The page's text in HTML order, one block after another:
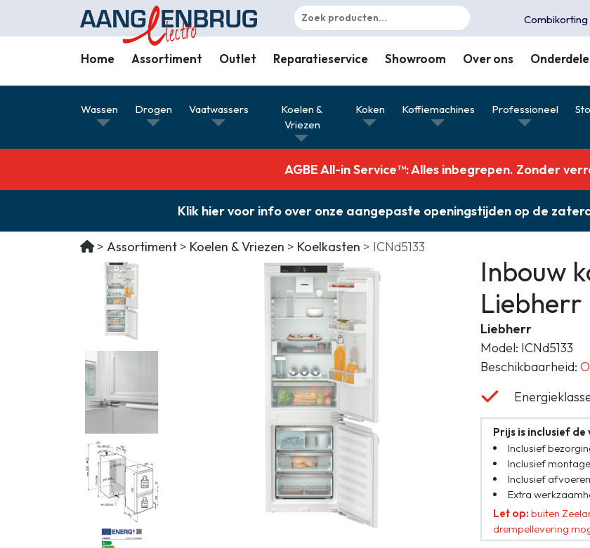
Combikorting
Home Assortiment Outlet Reparatieservice Showroom Over ons
Wassen Drogen Vaatwassers
Koelen &
Vriezen
Koken Koffiemachines Professioneel
Drogen
Vaatwassers
Professioneel
Stofzuigers
Quooker
Klein huishoudelijk
Combikorting
Gasloos koken
Zakelijk
AGBE All-in Service™: Alles inbegrepen. Zonder
Klik hier voor info over onze aangepaste openingstijden op de
Assortiment Koelen & Vriezen Koelkasten ICNd5133
Inbouw
Liebherr
Liebherr
Model: ICNd5133
Beschikbaarheid:
Prijs is inclusief
Inclusief
Inclusief
Inclusief
Extra
Let op: buiten
drempellevering